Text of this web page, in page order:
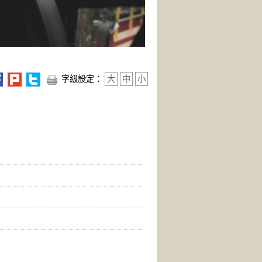
字級設定： 大 中 小